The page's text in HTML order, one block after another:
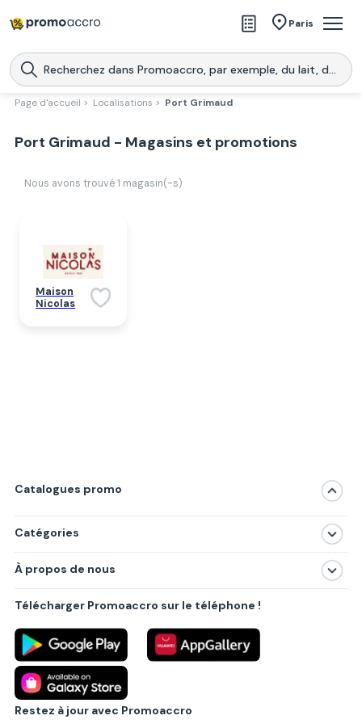
Paris
Magasins
Produits
Promoaccro
l'application
Page d'accueil > Localisations > Port Grimaud
Port Grimaud - Magasins et promotions
Nous avons trouvé 1 magasin(-s)
Maison
Nicolas
Catalogues promo
Catégories
Produits
Villes principales
À propos de nous
Politique de confidentialité
Règlements
Partenariat B2B
Blog
Contact
Télécharger Promoaccro sur le téléphone !
Restez à jour avec Promoaccro